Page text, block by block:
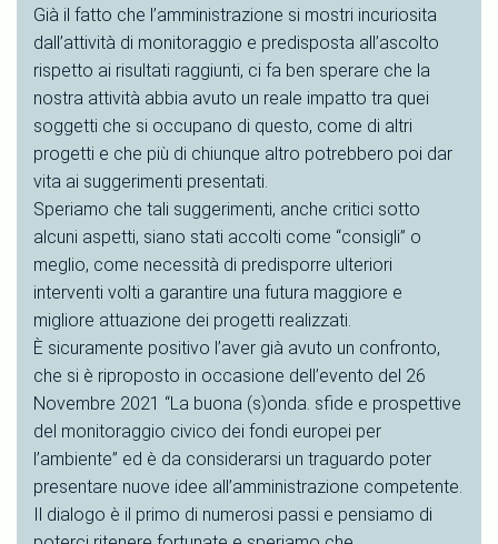
Già il fatto che l’amministrazione si mostri incuriosita
dall’attività di monitoraggio e predisposta all’ascolto
rispetto ai risultati raggiunti, ci fa ben sperare che la
nostra attività abbia avuto un reale impatto tra quei
soggetti che si occupano di questo, come di altri
progetti e che più di chiunque altro potrebbero poi dar
vita ai suggerimenti presentati.
Speriamo che tali suggerimenti, anche critici sotto
alcuni aspetti, siano stati accolti come “consigli” o
meglio, come necessità di predisporre ulteriori
interventi volti a garantire una futura maggiore e
migliore attuazione dei progetti realizzati.
È sicuramente positivo l’aver già avuto un confronto,
che si è riproposto in occasione dell’evento del 26
Novembre 2021 “La buona (s)onda. sfide e prospettive
del monitoraggio civico dei fondi europei per
l’ambiente” ed è da considerarsi un traguardo poter
presentare nuove idee all’amministrazione competente.
Il dialogo è il primo di numerosi passi e pensiamo di